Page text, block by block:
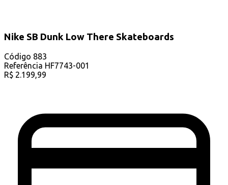
Nike SB Dunk Low There Skateboards
Código 883
Referência HF7743-001
R$ 2.199,99